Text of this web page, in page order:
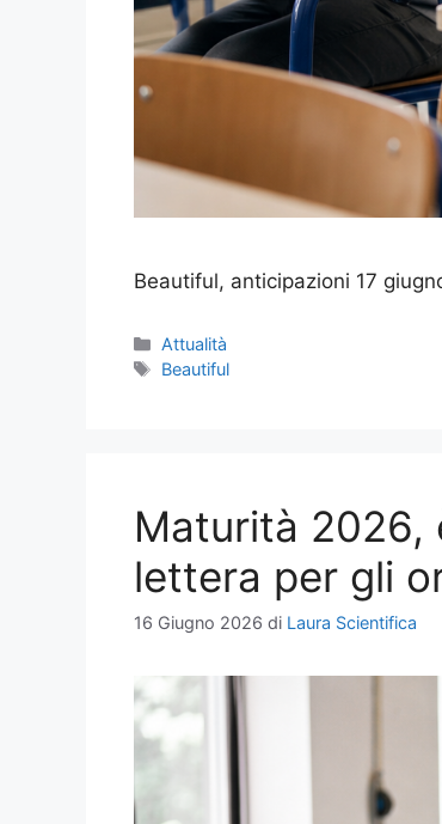
Beautiful, anticipazioni 17
Categorie
Attualità
Tag
Beautiful
Maturità 2026,
lettera per gli
16 Giugno 2026 di Laura Scientifica